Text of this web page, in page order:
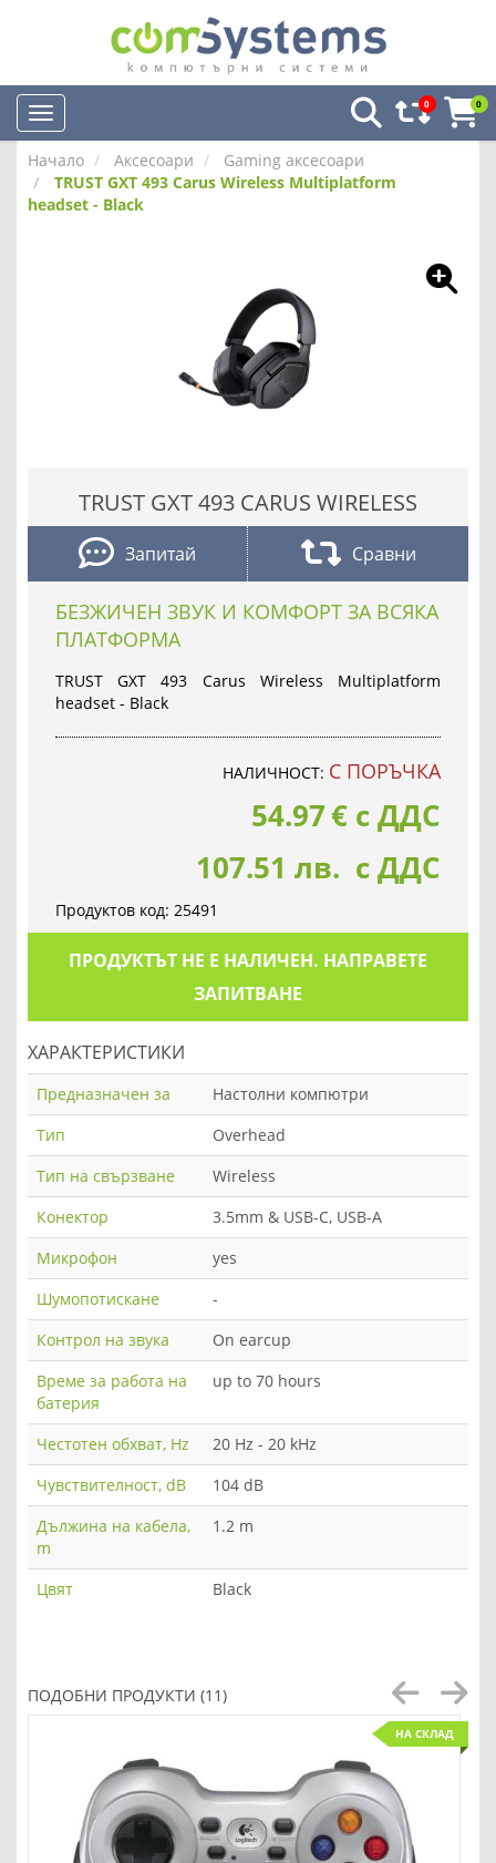
0 0
Начало Аксесоари
Gaming аксесоари
TRUST GXT 493 Carus Wireless Multiplatform
headset - Black
TRUST GXT 493 CARUS WIRELESS
Запитай Сравни
БЕЗЖИЧЕН ЗВУК И КОМФОРТ ЗА ВСЯКА
ПЛАТФОРМА
TRUST GXT 493 Carus Wireless Multiplatform
headset - Black
НАЛИЧНОСТ: С ПОРЪЧКА
54.97€ с ДДС
107.51 лв. с ДДС
Продуктов код: 25491
ПРОДУКТЪТ НЕ Е НАЛИЧЕН. НАПРАВЕТЕ
ЗАПИТВАНЕ
ХАРАКТЕРИСТИКИ
Предназначен за
Настолни компютри
Тип
Overhead
Тип на свързване
Wireless
Конектор
3.5mm & USB-C, USB-A
Микрофон
yes
Шумопотискане
-
Контрол на звука
On earcup
Време за работа на
батерия
up to 70 hours
Честотен обхват, Hz
20 Hz - 20 kHz
Чувствителност, dB
104 dB
Дължина на кабела,
m
1.2 m
Цвят Black
ПОДОБНИ ПРОДУКТИ (11)
НА СКЛАД